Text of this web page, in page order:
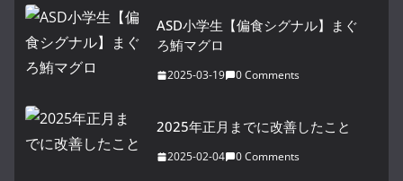
ASD小学生【偏食シグナル】まぐ
ろ鮪マグロ
2025-03-19 0 Comments
2025年正月までに改善したこと
2025-02-04 0 Comments